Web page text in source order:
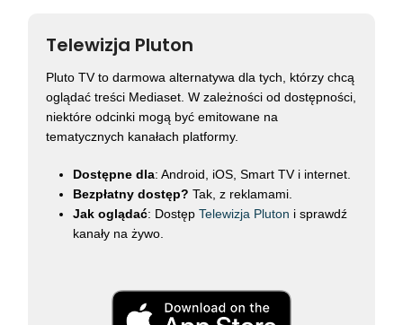
Telewizja Pluton
Pluto TV to darmowa alternatywa dla tych, którzy chcą
oglądać treści Mediaset. W zależności od dostępności,
niektóre odcinki mogą być emitowane na
tematycznych kanałach platformy.
Dostępne dla: Android, iOS, Smart TV i internet.
Bezpłatny dostęp? Tak, z reklamami.
Jak oglądać: DostępTelewizja Pluton i sprawdź
kanały na żywo.